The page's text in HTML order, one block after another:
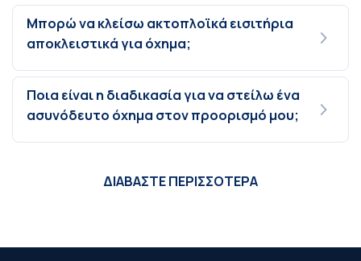
Μπορώ να κλείσω ακτοπλοϊκά εισιτήρια
αποκλειστικά για όχημα;
Ποια είναι η διαδικασία για να στείλω ένα
ασυνόδευτο όχημα στον προορισμό μου;
ΔΙΑΒΑΣΤΕ ΠΕΡΙΣΣΟΤΕΡΑ